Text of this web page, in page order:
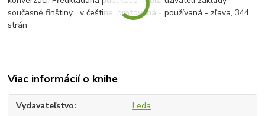
současné finštiny... v češtine, brožovaná - používaná - zľava, 344
strán
Viac informácií o knihe
Vydavateľstvo Leda